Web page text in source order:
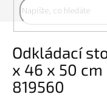
Odkládací
x 46 x 50
819560